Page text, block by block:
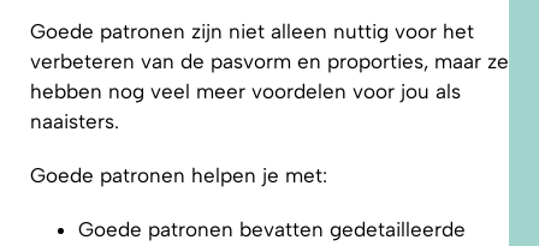
Goede patronen zijn niet alleen nuttig voor het
verbeteren van de pasvorm en proporties, maar ze
hebben nog veel meer voordelen voor jou als
naaisters.
Goede patronen helpen je met:
Goede patronen bevatten gedetailleerde